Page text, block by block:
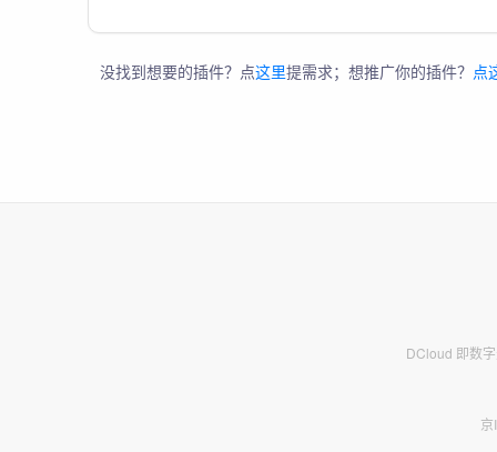
没找到想要的插件？点这里提需求；想推广你的插件？ 点
DCloud 即数